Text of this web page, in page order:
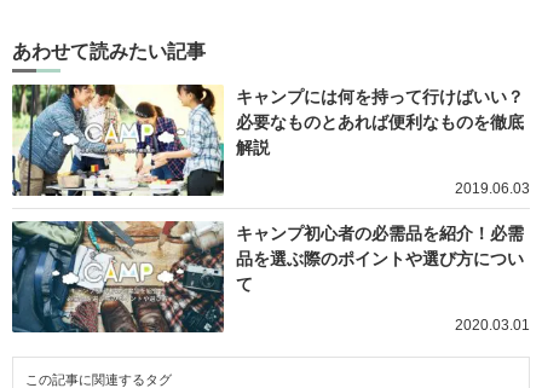
あわせて読みたい記事
キャンプには何を持って行けばいい？
必要なものとあれば便利なものを徹底
解説
2019.06.03
キャンプ初心者の必需品を紹介！必需
品を選ぶ際のポイントや選び方につい
て
2020.03.01
この記事に関連するタグ